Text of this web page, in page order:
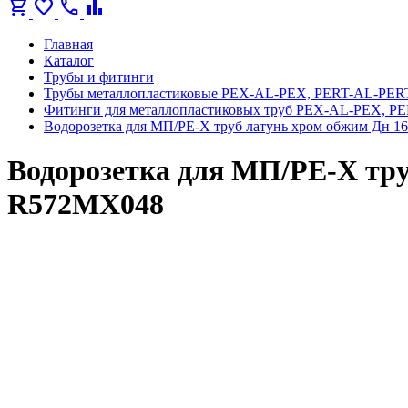
shopping_cart favorite call bar_chart
Главная
Каталог
Трубы и фитинги
Трубы металлопластиковые PEX-AL-PEX, PERT-AL-
Фитинги для металлопластиковых труб PEX-AL-PEX,
Водорозетка для МП/PE-X труб латунь хром обжим Дн
Водорозетка для МП/PE-X
R572MX048